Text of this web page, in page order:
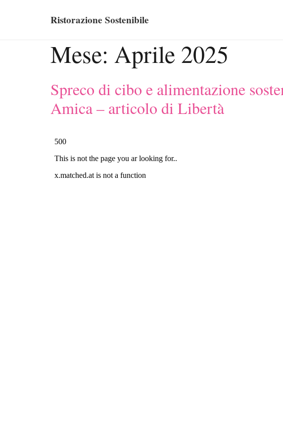
Ristorazione Sostenibile
Mese: Aprile 2025
Spreco di cibo e alimentazione
Amica – articolo di Libertà